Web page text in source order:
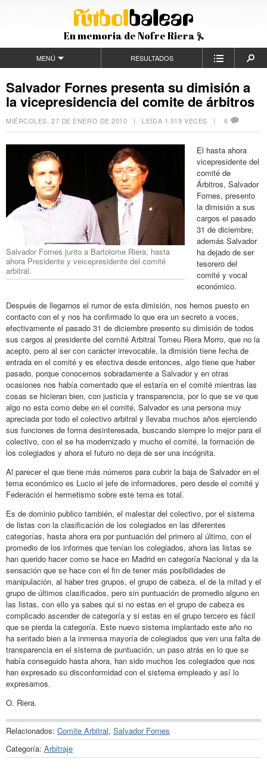
En memoria de Nofre Riera
MENÚ RESULTADOS
Salvador Fornes presenta su dimisión a
la vicepresidencia del comite de árbitros
MIÉRCOLES, 27 DE ENERO DE 2010 | LEÍDA 1.019 VECES |6
Salvador Fornes junto a Bartolome Riera, hasta
ahora Presidente y veicepresidente del comité
arbitral.
El hasta ahora
vicepresidente del
comité de
Árbitros, Salvador
Fornes, presento
la dimisión a sus
cargos el pasado
31 de diciembre,
además Salvador
ha dejado de ser
tesorero del
comité y vocal
económico.
Después de llegarnos el rumor de esta dimisión, nos hemos puesto en
contacto con el y nos ha confirmado lo que era un secreto a voces,
efectivamente el pasado 31 de diciembre presento su dimisión de todos
sus cargos al presidente del comité Arbitral Tomeu Riera Morro, que no la
acepto, pero al ser con carácter irrevocable, la dimisión tiene fecha de
entrada en el comité y es efectiva desde entonces, algo tiene que haber
pasado, porque conocemos sobradamente a Salvador y en otras
ocasiones nos había comentado que el estaría en el comité mientras las
cosas se hicieran bien, con justicia y transparencia, por lo que se ve que
algo no esta como debe en el comité, Salvador es una persona muy
apreciada por todo el colectivo arbitral y llevaba muchos años ejerciendo
sus funciones de forma desinteresada, buscando siempre lo mejor para el
colectivo, con el se ha modernizado y mucho el comité, la formación de
los colegiados y ahora el futuro no deja de ser una incógnita.
Al parecer el que tiene más números para cubrir la baja de Salvador en el
tema económico es Lucio el jefe de informadores, pero desde el comité y
Federación el hermetismo sobre este tema es total.
Es de dominio publico también, el malestar del colectivo, por el sistema
de listas con la clasificación de los colegiados en las diferentes
categorías, hasta ahora era por puntuación del primero al último, con el
promedio de los informes que tenían los colegiados, ahora las listas se
han querido hacer como se hace en Madrid en categoría Nacional y da la
sensación que se hace con el fin de tener más posibilidades de
manipulación, al haber tres grupos, el grupo de cabeza, el de la mitad y el
grupo de últimos clasificados, pero sin puntuación de promedio alguno en
las listas, con ello ya sabes qui si no estas en el grupo de cabeza es
complicado ascender de categoría y si estas en el grupo tercero es fácil
que se pierda la categoría. Este nuevo sistema implantado este año no
ha sentado bien a la inmensa mayoría de colegiados que ven una falta de
transparencia en el sistema de puntuación, un paso atrás en lo que se
había conseguido hasta ahora, han sido muchos los colegiados que nos
han expresado su disconformidad con el sistema empleado y así lo
expresamos.
O. Riera.
Relacionados: Comite Arbitral, Salvador Fornes
Categoría: Arbitraje